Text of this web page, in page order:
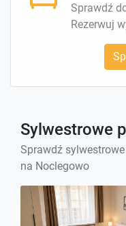
Sprawdź
Rezerwuj
Sylwestrowe
Sprawdź
na Noclegowo